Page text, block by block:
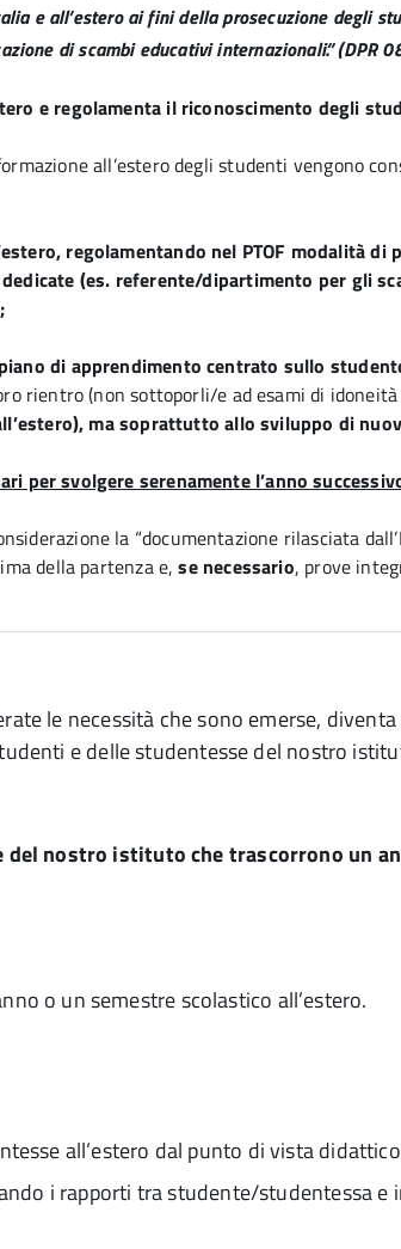
e all’estero ai fini della prosecuzione degli
di scambi educativi internazionali.” (DPR
e regolamenta il riconoscimento degli
all’estero degli studenti vengono
regolamentando nel PTOF modalità di
(es. referente/dipartimento per gli
di apprendimento centrato sullo
rientro (non sottoporli/e ad esami di
ma soprattutto allo sviluppo di
per svolgere serenamente l’anno
la “documentazione rilasciata
della partenza e, se necessario, prove
le necessità che sono emerse,
e delle studentesse del nostro
nostro istituto che trascorrono un
o un semestre scolastico all’estero.
all’estero dal punto di vista
i rapporti tra studente/studentessa